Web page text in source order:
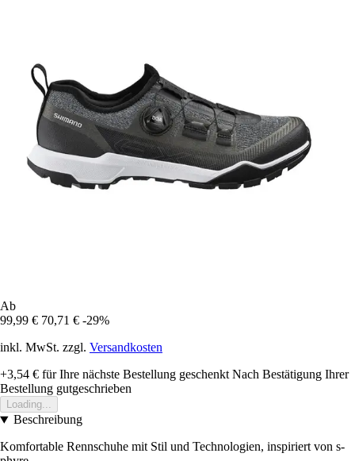
Ab
99,99 € 70,71 € -29%
inkl. MwSt. zzgl. Versandkosten
+3,54 € für Ihre nächste Bestellung geschenkt Nach Bestätigung Ihrer
Bestellung gutgeschrieben
Loading...
Beschreibung
Komfortable Rennschuhe mit Stil und Technologien, inspiriert von s-